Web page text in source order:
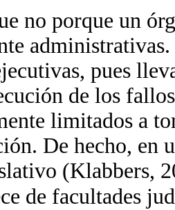
no porque un
pues
de los
limitados a
De hecho, en
(Klabbers,
de facultades